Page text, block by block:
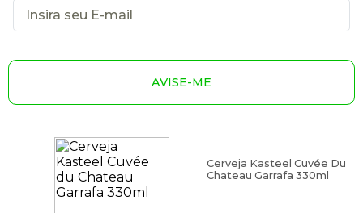
AVISE-ME
Cerveja Kasteel Cuvée Du
Chateau Garrafa 330ml